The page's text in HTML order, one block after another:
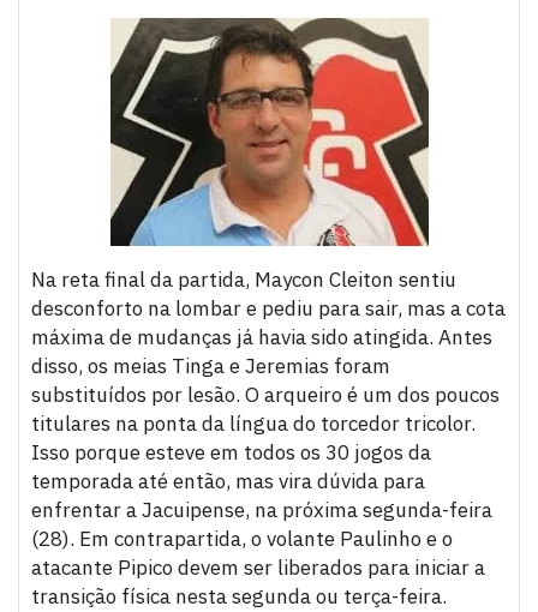
Na reta final da partida, Maycon Cleiton sentiu
desconforto na lombar e pediu para sair, mas a cota
máxima de mudanças já havia sido atingida. Antes
disso, os meias Tinga e Jeremias foram
substituídos por lesão. O arqueiro é um dos poucos
titulares na ponta da língua do torcedor tricolor.
Isso porque esteve em todos os 30 jogos da
temporada até então, mas vira dúvida para
enfrentar a Jacuipense, na próxima segunda-feira
(28). Em contrapartida, o volante Paulinho e o
atacante Pipico devem ser liberados para iniciar a
transição física nesta segunda ou terça-feira.